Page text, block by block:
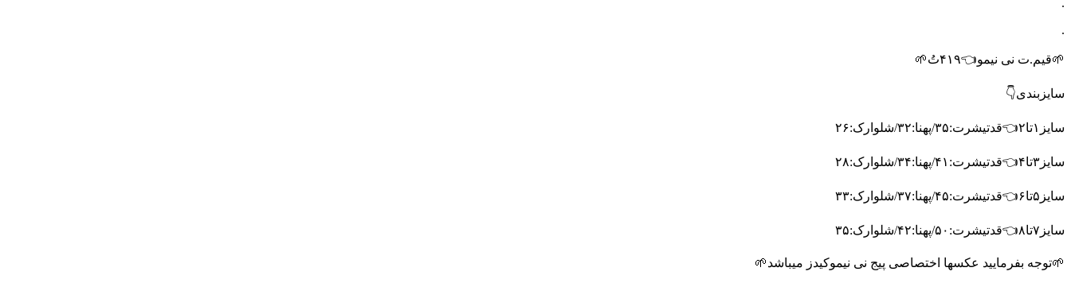
.
.
🌱قیم.ت نی نیمو👈۴۱۹تُ🌱
سایزبندی👇
سایز۱تا۲👈قدتیشرت:۳۵/پهنا:۳۲/شلوارک:۲۶
سایز۳تا۴👈قدتیشرت:۴۱/پهنا:۳۴/شلوارک:۲۸
سایز۵تا۶👈قدتیشرت:۴۵/پهنا:۳۷/شلوارک:۳۳
سایز۷تا۸👈قدتیشرت:۵۰/پهنا:۴۲/شلوارک:۳۵
🌱توجه بفرمایید عکسها اختصاصی پیج نی نیموکیدز میباشد🌱